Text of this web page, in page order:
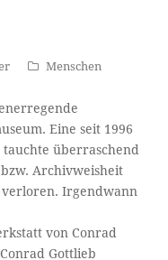
Menschen
Eine seit 1996
überraschend
Archivweisheit
verloren. Irgendwann
von Conrad
Gottlieb